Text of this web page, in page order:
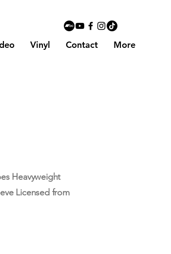
Vinyl Contact More
Heavyweight
Licensed from